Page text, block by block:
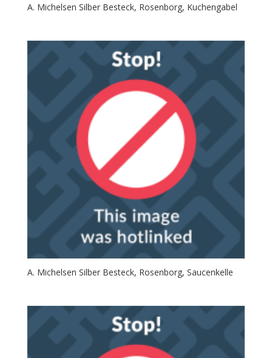
A. Michelsen Silber Besteck, Rosenborg, Kuchengabel
A. Michelsen Silber Besteck, Rosenborg, Saucenkelle